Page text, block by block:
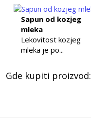
Sapun od kozjeg
mleka
Lekovitost kozjeg
mleka je po...
Gde kupiti proizvod: